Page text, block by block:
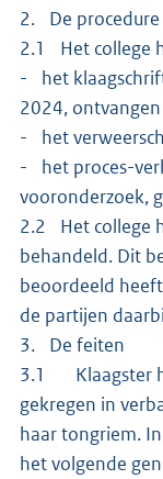
2. De procedure
2.1 Het college
- het
2024,
- het
- het proces-
vooronderzoek,
2.2 Het college
behandeld. Dit
beoordeeld
de partijen
3. De feiten
3.1 Klaagster
gekregen in
haar tongriem.
het volgende